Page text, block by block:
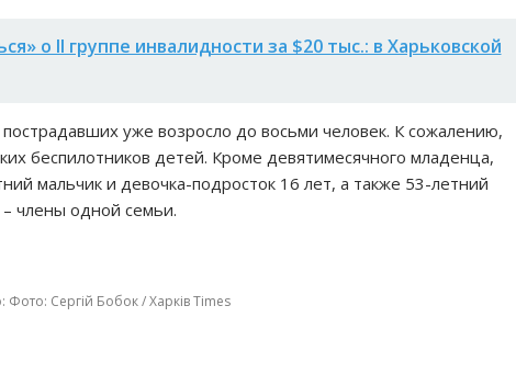
о II группе инвалидности за $20 тыс.: в Харьковской
уже возросло до восьми человек. К сожалению,
беспилотников детей. Кроме девятимесячного младенца,
мальчик и девочка-подросток 16 лет, а также 53-летний
члены одной семьи.
Фото: Сергій Бобок / Харків Times